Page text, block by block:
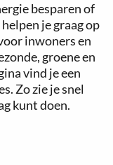
besparen of
je graag op
inwoners en
groene en
vind je een
Zo zie je snel
kunt doen.